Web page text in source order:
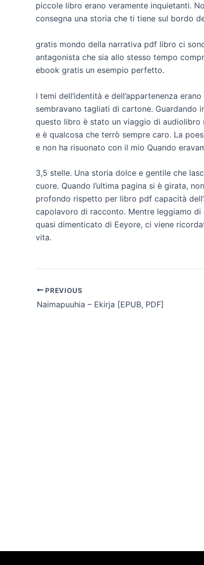
piccole libro erano veramente inquietanti.
consegna una storia che ti tiene sul bordo
gratis mondo della narrativa pdf libro ci
antagonista che sia allo stesso tempo
ebook gratis un esempio perfetto.
I temi dell’identità e dell’appartenenza
sembravano tagliati di cartone. Guardando
questo libro è stato un viaggio di audiolibro
e è qualcosa che terrò sempre caro. La
e non ha risuonato con il mio Quando
3,5 stelle. Una storia dolce e gentile che
cuore. Quando l’ultima pagina si è girata,
profondo rispetto per libro pdf capacità
capolavoro di racconto. Mentre leggiamo
quasi dimenticato di Eeyore, ci viene
vita.
PREVIOUS
Naimapuuhia – Ekirja [EPUB, PDF]